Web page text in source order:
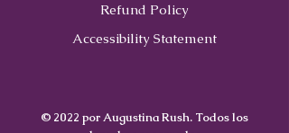
Refund Policy
Accessibility Statement
© 2022 por Augustina Rush. Todos los